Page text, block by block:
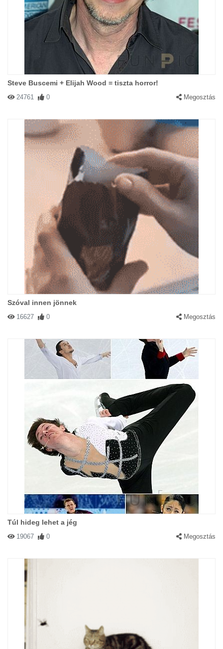
Steve Buscemi + Elijah Wood = tiszta horror!
24761 0 Megosztás
Szóval innen jönnek
16627 0 Megosztás
Túl hideg lehet a jég
19067 0 Megosztás